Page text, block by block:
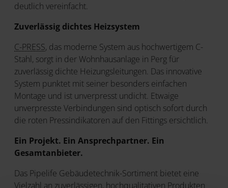
deutlich vereinfacht.
Zuverlässig dichtes Heizsystem
C-PRESS, das moderne System aus hochwertigem C-
Stahl, sorgt in der Wohnhausanlage in Perg für
zuverlässig dichte Heizungsleitungen. Das innovative
System punktet mit seiner besonders einfachen
Montage und ist unverpresst undicht. Etwaige
unverpresste Verbindungen sind optisch sofort durch
die roten Pressindikatoren auf den Fittings ersichtlich.
Ein Projekt. Ein Ansprechpartner. Ein
Gesamtanbieter.
Das Pipelife Gebäudetechnik-Sortiment bietet eine
Vielzahl an zuverlässigen, hochqualitativen Produkten